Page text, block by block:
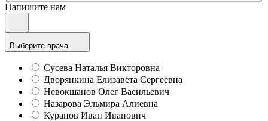
Напишите нам
Выберите врача
Сусева Наталья Викторовна
Дворянкина Елизавета Сергеевна
Невокшанов Олег Васильевич
Назарова Эльмира Алиевна
Куранов Иван Иванович